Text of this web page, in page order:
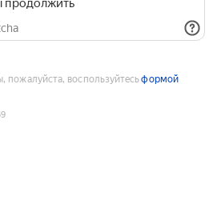
продолжить
пожалуйста, воспользуйтесьформой